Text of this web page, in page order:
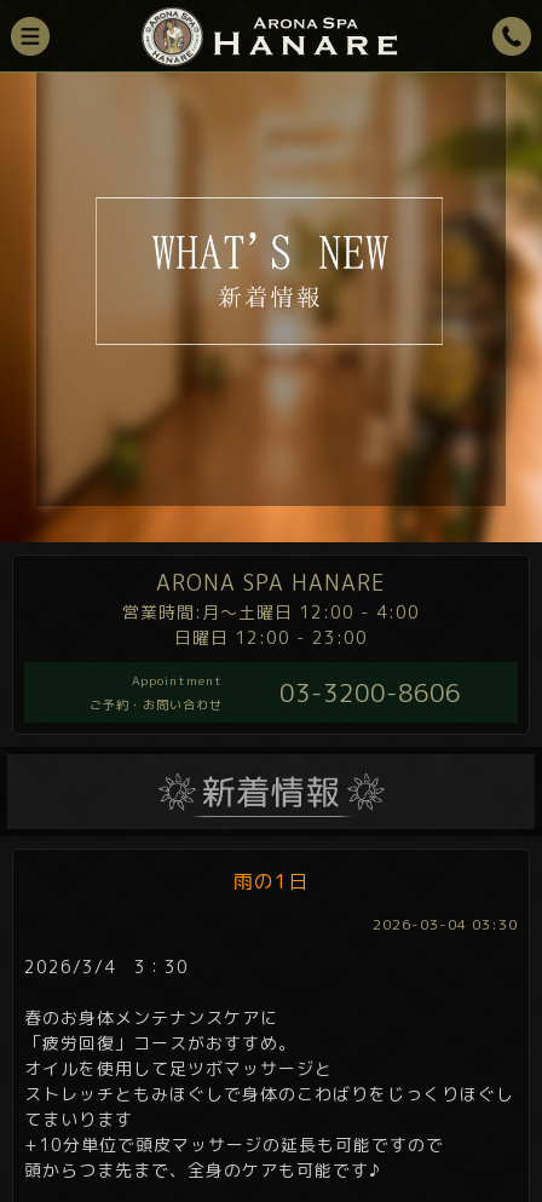
ARONA SPA HANARE
営業時間:月～土曜日 12:00 - 4:00
日曜日 12:00 - 23:00
Appointment
ご予約・お問い合わせ
03-3200-8606
雨の1日
2026-03-04 03:30
2026/3/4 3：30
春のお身体メンテナンスケアに
「疲労回復」コースがおすすめ。
オイルを使用して足ツボマッサージと
ストレッチともみほぐしで身体のこわばりをじっくりほぐし
てまいります
+10分単位で頭皮マッサージの延長も可能ですので
頭からつま先まで、全身のケアも可能です♪